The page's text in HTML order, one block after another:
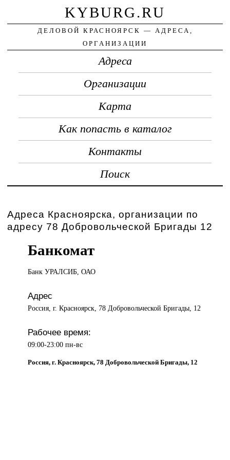
KYBURG.RU
ДЕЛОВОЙ КРАСНОЯРСК — АДРЕСА,
ОРГАНИЗАЦИИ
Адреса
Организации
Карта
Как попасть в каталог
Контакты
Поиск
Адреса Красноярска, организации по
адресу 78 Добровольческой Бригады 12
Банкомат
Банк УРАЛСИБ,ОАО
Адрес
Россия, г. Красноярск, 78 Добровольческой Бригады, 12
Рабочее время:
09:00-23:00 пн-вс
Россия, г. Красноярск, 78 Добровольческой Бригады, 12